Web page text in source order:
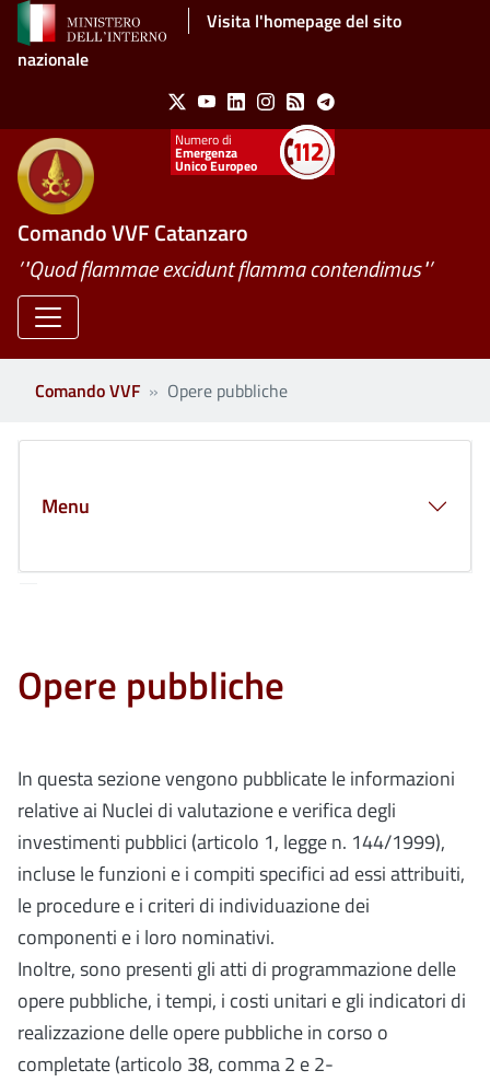
Salta al contenuto principaleVisita l'homepage del sito
nazionale
Social Menu
X YoutubeLinkedinInstagram
Feed Telegram
Emergenza
Unico Europeo
Comando VVF Catanzaro
’"Quod flammae excidunt flamma contendimus"’
Comando VVF Opere pubbliche
Opere pubbliche
In questa sezione vengono pubblicate le informazioni
relative ai Nuclei di valutazione e verifica degli
investimenti pubblici (articolo 1, legge n. 144/1999),
incluse le funzioni e i compiti specifici ad essi attribuiti,
le procedure e i criteri di individuazione dei
componenti e i loro nominativi.
Inoltre, sono presenti gli atti di programmazione delle
opere pubbliche, i tempi, i costi unitari e gli indicatori di
realizzazione delle opere pubbliche in corso o
completate (articolo 38, comma 2 e 2-
Menu